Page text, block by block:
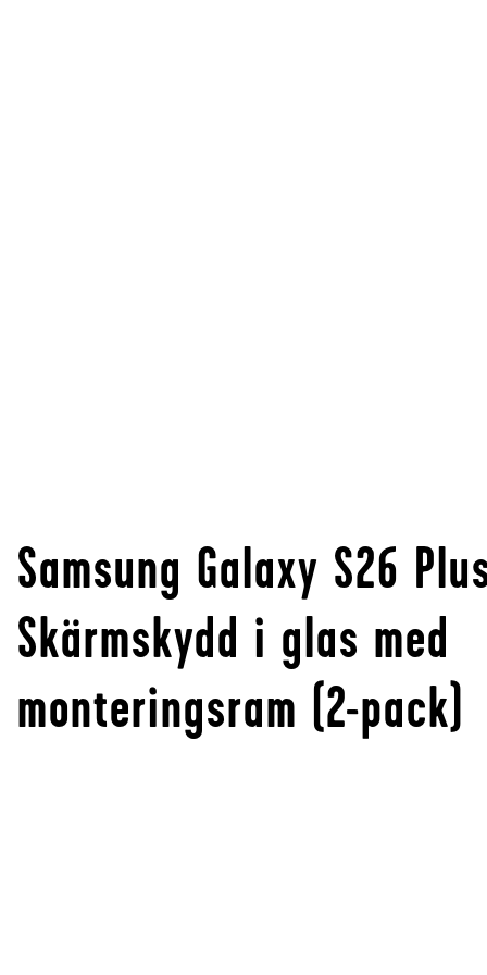
Samsung Galaxy S26
Skärmskydd i glas med
monteringsram (2-pack)